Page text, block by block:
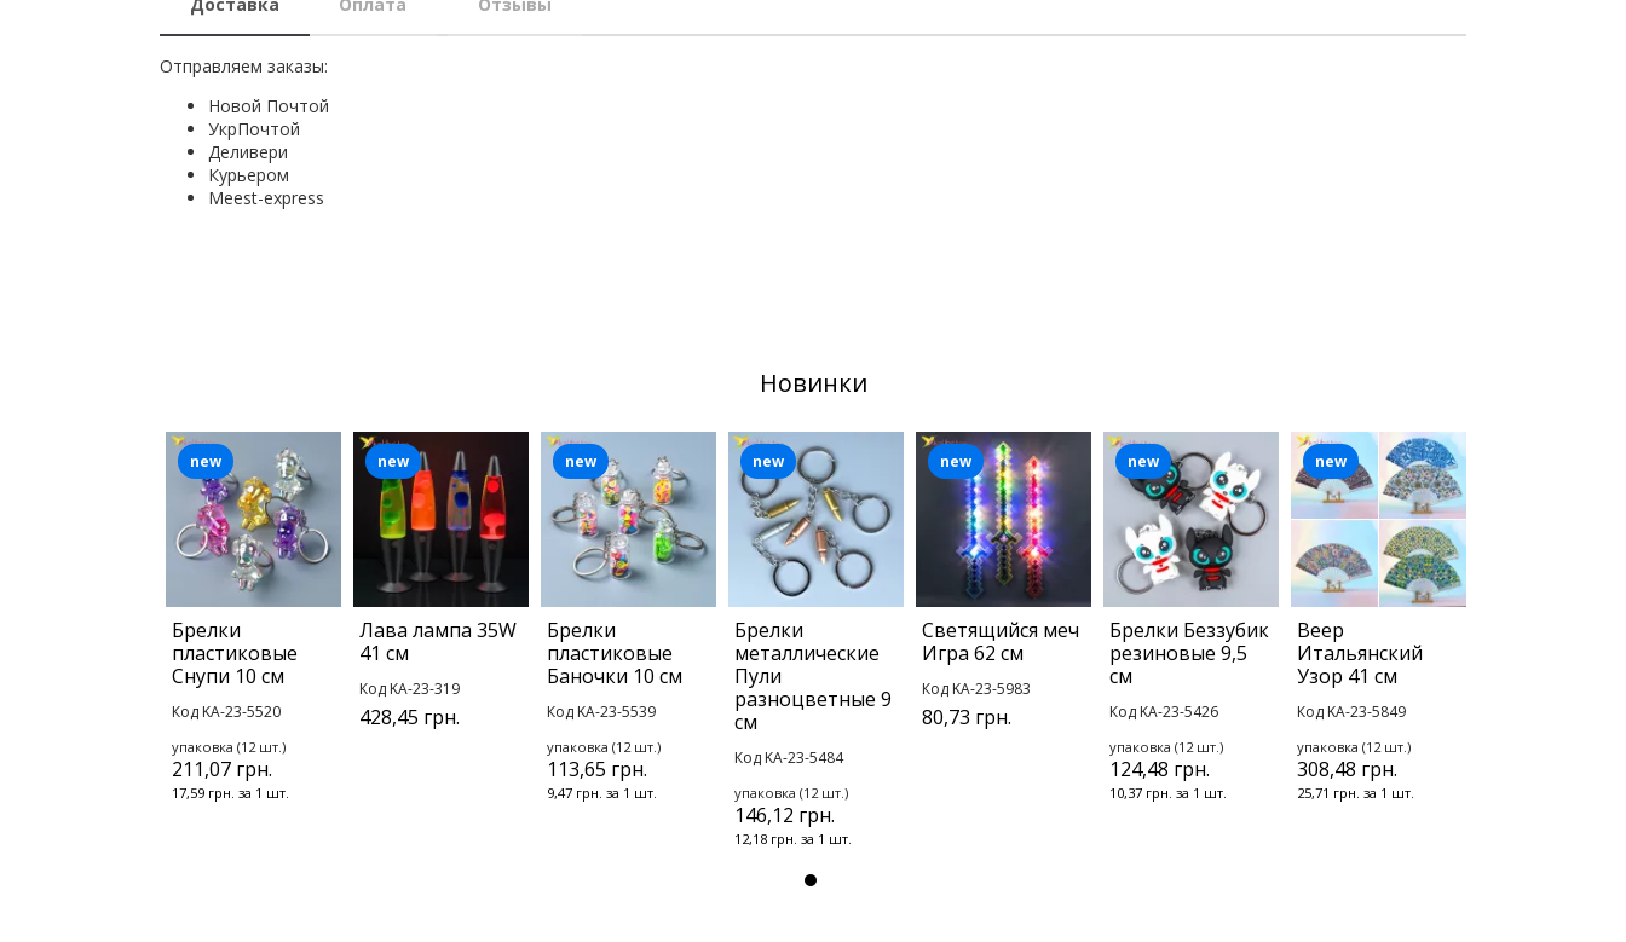
Отправляем заказы:
Новой Почтой
УкрПочтой
Деливери
Курьером
Мeest-express
Новинки
Брелки
пластиковые
Снупи 10 см
Код KA-23-5520
упаковка (12 шт.)
211,07 грн.
17,59 грн. за 1 шт.
new
Лава лампа 35W
41 см
Код KA-23-319
428,45 грн.
new
Брелки
пластиковые
Баночки 10 см
Код KA-23-5539
упаковка (12 шт.)
113,65 грн.
9,47 грн. за 1 шт.
new
Брелки
металлические
Пули
разноцветные 9
см
Код KA-23-5484
упаковка (12 шт.)
146,12 грн.
12,18 грн. за 1 шт.
new
Светящийся меч
Игра 62 см
Код KA-23-5983
80,73 грн.
new
Брелки Беззубик
резиновые 9,5
см
Код KA-23-5426
упаковка (12 шт.)
124,48 грн.
10,37 грн. за 1 шт.
new
Веер
Итальянский
Узор 41 см
Код KA-23-5849
упаковка (12 шт.)
308,48 грн.
25,71 грн. за 1 шт.
new